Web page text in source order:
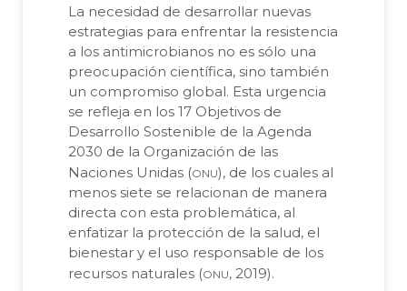
La necesidad de desarrollar nuevas
estrategias para enfrentar la resistencia
a los antimicrobianos no es sólo una
preocupación científica, sino también
un compromiso global. Esta urgencia
se refleja en los 17 Objetivos de
Desarrollo Sostenible de la Agenda
2030 de la Organización de las
Naciones Unidas (onu), de los cuales al
menos siete se relacionan de manera
directa con esta problemática, al
enfatizar la protección de la salud, el
bienestar y el uso responsable de los
recursos naturales (onu, 2019).